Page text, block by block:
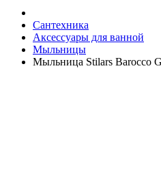
Сантехника
Аксессуары для ванной
Мыльницы
Мыльница Stilars Barocco